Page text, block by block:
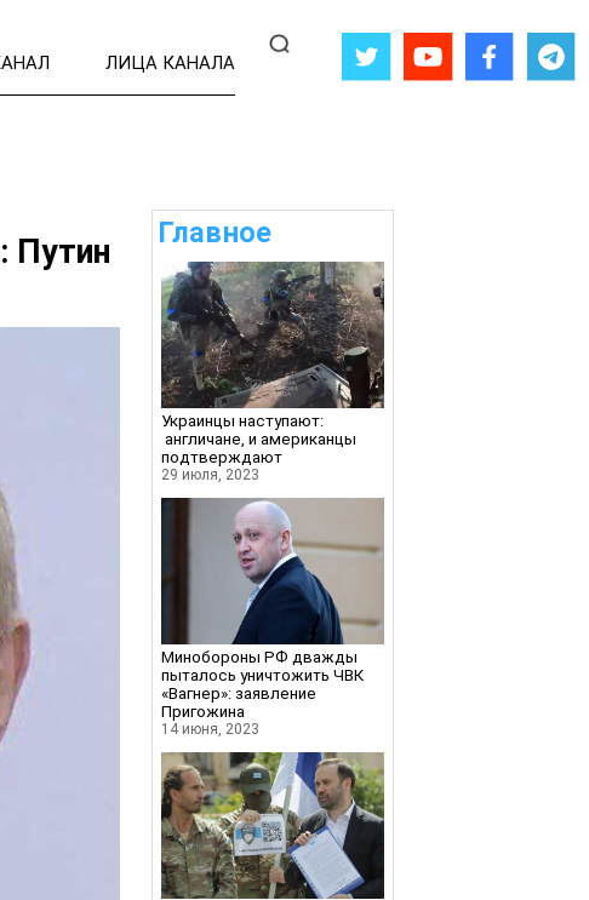
ЛИЦА КАНАЛА
Путин
Главное
Украинцы наступают:
англичане, и американцы
подтверждают
29 июля, 2023
Минобороны РФ дважды
пыталось уничтожить ЧВК
«Вагнер»: заявление
Пригожина
14 июня, 2023